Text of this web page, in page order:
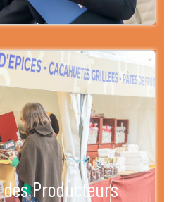
Producteurs